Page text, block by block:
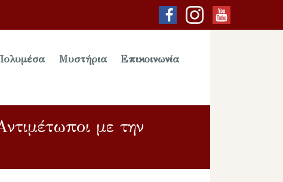
Μυστήρια Επικοινωνία
με την